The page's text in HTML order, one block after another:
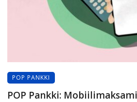
POP PANKKI
POP Pankki: